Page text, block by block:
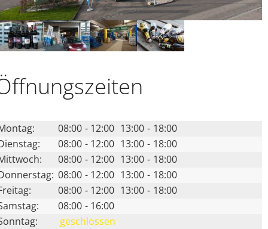
08:00 - 12:00 13:00 - 18:00
08:00 - 12:00 13:00 - 18:00
08:00 - 12:00 13:00 - 18:00
08:00 - 12:00 13:00 - 18:00
08:00 - 12:00 13:00 - 18:00
08:00 - 16:00
geschlossen